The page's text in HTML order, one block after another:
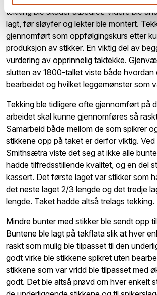
tekking ble skader utbedret. Videre ble
lagt, før sløyfer og lekter ble montert.
gjennomført som oppfølgingskurs etter
produksjon av stikker. En viktig del av
vurdering av opprinnelig taktekke.
slutten av 1800-tallet viste både hvordan
bearbeidet og hvilket leggemønster som
Tekking ble tidligere ofte gjennomført på
arbeidet skal kunne gjennomføres så
Samarbeid både mellom de som spikrer
stikkene opp på taket er derfor viktig.
Smithsætra viste det seg at ikke alle
hadde tilfredsstillende kvalitet, og en del
kassert. Det første laget var stikker som
det neste laget 2/3 lengde og det tredje
lengde. Taket hadde altså trelags tekking.
Mindre bunter med stikker ble sendt opp
Buntene ble lagt på takflata slik at hver
raskt som mulig ble tilpasset til den
godt virke ble stikkene spikret uten
stikkene som var vridd ble tilpasset med
godt. Det ble altså prøvd om hver enkelt